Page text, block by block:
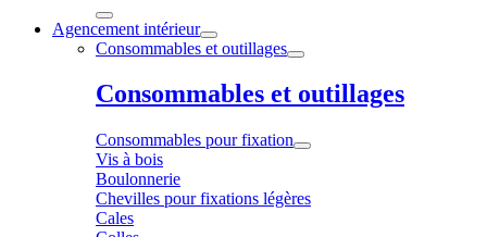
Agencement intérieur
Consommables et outillages
Consommables et outillages
Consommables pour fixation
Vis à bois
Boulonnerie
Chevilles pour fixations légères
Cales